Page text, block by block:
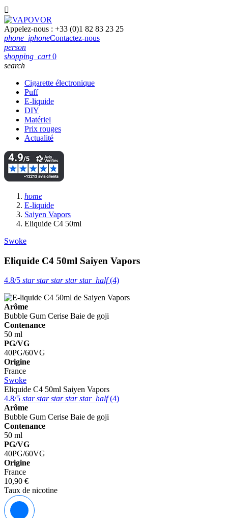

Appelez-nous : +33 (0)1 82 83 23 25
phone_iphoneContactez-nous
person
shopping_cart 0
search
Cigarette électronique
Puff
E-liquide
DIY
Matériel
Prix rouges
Actualité
home
E-liquide
Saiyen Vapors
Eliquide C4 50ml
Swoke
Eliquide C4 50ml Saiyen Vapors
4.8/5 starstarstarstarstar_half(4)
Arôme
Bubble Gum Cerise Baie de goji
Contenance
50 ml
PG/VG
40PG/60VG
Origine
France
Swoke
Eliquide C4 50ml Saiyen Vapors
4.8/5 starstarstarstarstar_half(4)
Arôme
Bubble Gum Cerise Baie de goji
Contenance
50 ml
PG/VG
40PG/60VG
Origine
France
10,90 €
Taux de nicotine